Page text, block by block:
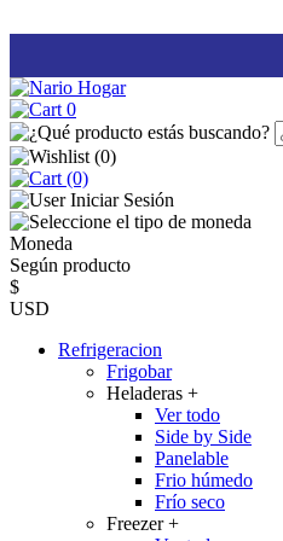
0
(0)
(0)
Iniciar Sesión
Moneda
Según producto
$
USD
Refrigeracion
Frigobar
Heladeras +
Ver todo
Side by Side
Panelable
Frio húmedo
Frío seco
Freezer+